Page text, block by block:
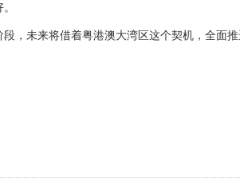
，未来将借着粤港澳大湾区这个契机，全面